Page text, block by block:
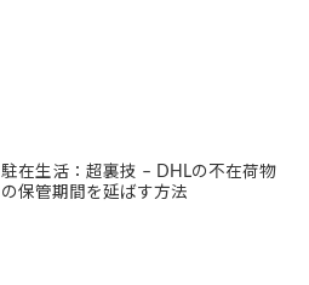
駐在生活：超裏技 – DHLの不在荷物
の保管期間を延ばす方法